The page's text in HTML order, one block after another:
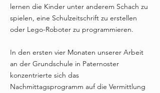
lernen die Kinder unter anderem Schach zu
spielen, eine Schulzeitschrift zu erstellen
oder Lego-Roboter zu programmieren.
In den ersten vier Monaten unserer Arbeit
an der Grundschule in Paternoster
konzentrierte sich das
Nachmittagsprogramm auf die Vermittlung